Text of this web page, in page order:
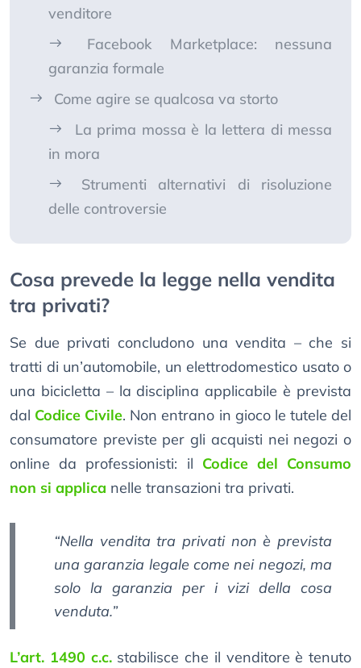
venditore
Facebook Marketplace: nessuna
garanzia formale
Come agire se qualcosa va storto
La prima mossa è la lettera di messa
in mora
Strumenti alternativi di risoluzione
delle controversie
Cosa prevede la legge nella vendita
tra privati?
Se due privati concludono una vendita – che si
tratti di un’automobile, un elettrodomestico usato o
una bicicletta – la disciplina applicabile è prevista
dal Codice Civile. Non entrano in gioco le tutele del
consumatore previste per gli acquisti nei negozi o
online da professionisti: il Codice del Consumo
non si applica nelle transazioni tra privati.
“Nella vendita tra privati non è prevista
una garanzia legale come nei negozi, ma
solo la garanzia per i vizi della cosa
venduta.”
L’art. 1490 c.c.stabilisce che il venditore è tenuto